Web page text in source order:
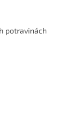
potravinách